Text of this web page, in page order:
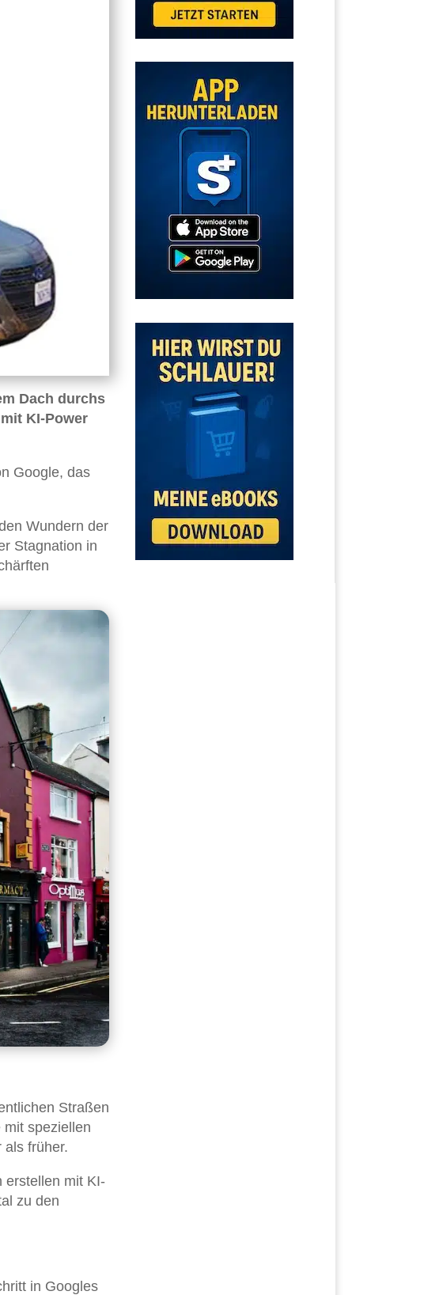
Dach durchs
KI-Power
Google, das
Wundern der
Stagnation in
Straßen
speziellen
als früher.
erstellen mit KI-
zu den
in Googles